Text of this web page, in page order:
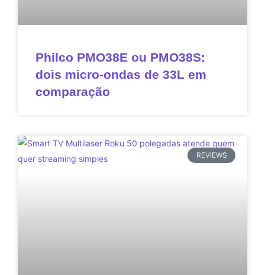
Philco PMO38E ou PMO38S:
dois micro-ondas de 33L em
comparação
REVIEWS